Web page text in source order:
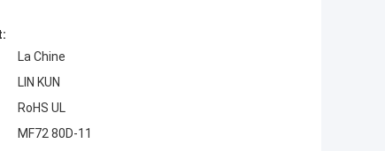
La Chine
LIN KUN
RoHS UL
MF72 80D-11